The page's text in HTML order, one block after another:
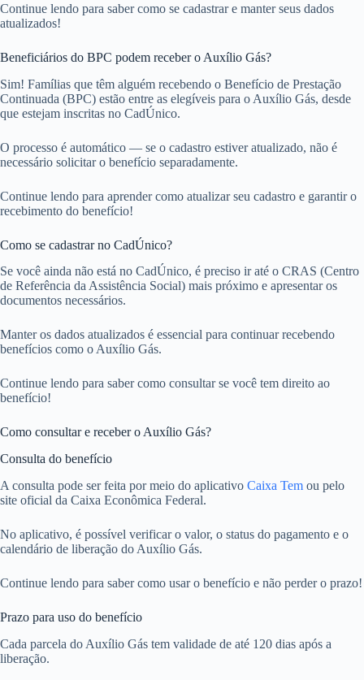
Continue lendo para saber como se cadastrar e manter seus dados
atualizados!
Beneficiários do BPC podem receber o Auxílio Gás?
Sim! Famílias que têm alguém recebendo o Benefício de Prestação
Continuada (BPC) estão entre as elegíveis para o Auxílio Gás, desde
que estejam inscritas no CadÚnico.
O processo é automático — se o cadastro estiver atualizado, não é
necessário solicitar o benefício separadamente.
Continue lendo para aprender como atualizar seu cadastro e garantir o
recebimento do benefício!
Como se cadastrar no CadÚnico?
Se você ainda não está no CadÚnico, é preciso ir até o CRAS (Centro
de Referência da Assistência Social) mais próximo e apresentar os
documentos necessários.
Manter os dados atualizados é essencial para continuar recebendo
benefícios como o Auxílio Gás.
Continue lendo para saber como consultar se você tem direito ao
benefício!
Como consultar e receber o Auxílio Gás?
Consulta do benefício
A consulta pode ser feita por meio do aplicativo Caixa Tem ou pelo
site oficial da Caixa Econômica Federal.
No aplicativo, é possível verificar o valor, o status do pagamento e o
calendário de liberação do Auxílio Gás.
Continue lendo para saber como usar o benefício e não perder o prazo!
Prazo para uso do benefício
Cada parcela do Auxílio Gás tem validade de até 120 dias após a
liberação.